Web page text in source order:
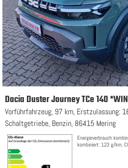
Dacia Duster Journey TCe 140
Vorführfahrzeug, 97 km, Erstzulassung:
Schaltgetriebe, Benzin, 86415 Mering
Energieverbrauch
kombiniert: 123 g/km,